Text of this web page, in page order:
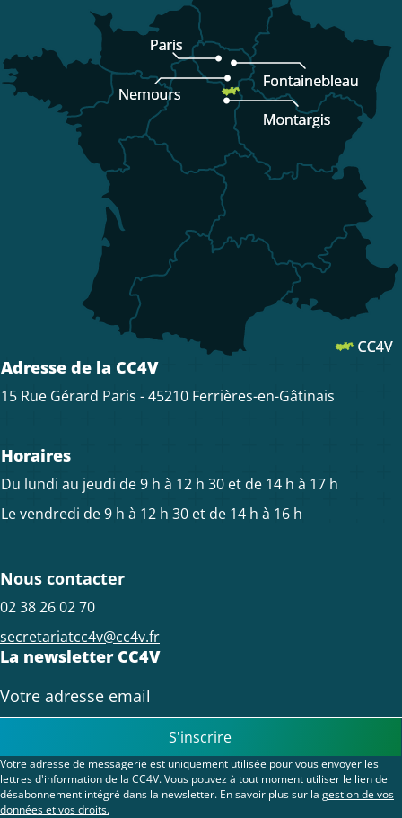
Adresse de la CC4V
15 Rue Gérard Paris - 45210 Ferrières-en-Gâtinais
Horaires
Du lundi au jeudi de 9 h à 12 h 30 et de 14 h à 17 h
Le vendredi de 9 h à 12 h 30 et de 14 h à 16 h
Nous contacter
02 38 26 02 70
secretariatcc4v@cc4v.fr
La newsletter CC4V
Votre adresse de messagerie est uniquement utilisée pour vous envoyer les
lettres d'information de la CC4V. Vous pouvez à tout moment utiliser le lien de
désabonnement intégré dans la newsletter. En savoir plus sur la gestion de vos
données et vos droits.
S'inscrire